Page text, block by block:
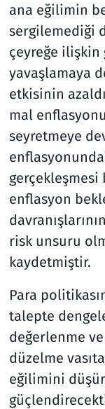
ana eğilimin
sergilemediği
çeyreğe
yavaşlamaya
etkisinin
mal
seyretmeye
enflasyon
risk unsuru
kaydetmiştir.
Para
talepte
değerlenme
düzelme
eğilimini